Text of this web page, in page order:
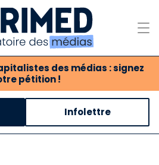
des médias : signez
pétition !
association
des médias
propositions
Infolettre